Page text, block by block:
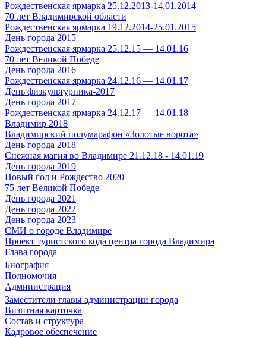
Рождественская ярмарка 25.12.2013-14.01.2014
70 лет Владимирской области
Рождественская ярмарка 19.12.2014-25.01.2015
День города 2015
Рождественская ярмарка 25.12.15 — 14.01.16
70 лет Великой Победе
День города 2016
Рождественская ярмарка 24.12.16 — 14.01.17
День физкультурника-2017
День города 2017
Рождественская ярмарка 24.12.17 — 14.01.18
Владимир 2018
Владимирский полумарафон «Золотые ворота»
День города 2018
Снежная магия во Владимире 21.12.18 - 14.01.19
День города 2019
Новый год и Рождество 2020
75 лет Великой Победе
День города 2021
День города 2022
День города 2023
СМИ о городе Владимире
Проект туристского кода центра города Владимира
Глава города
Биография
Полномочия
Администрация
Заместители главы администрации города
Визитная карточка
Состав и структура
Кадровое обеспечение